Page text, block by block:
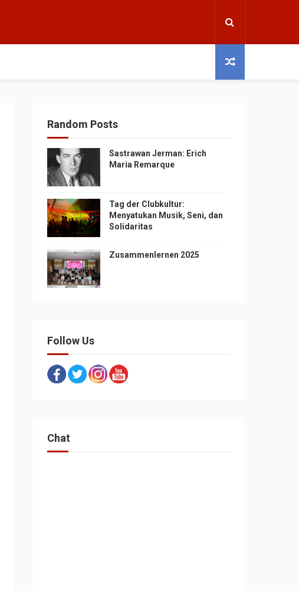
Random Posts
Sastrawan Jerman: Erich
Maria Remarque
Tag der Clubkultur:
Menyatukan Musik, Seni, dan
Solidaritas
Zusammenlernen 2025
Follow Us
Chat